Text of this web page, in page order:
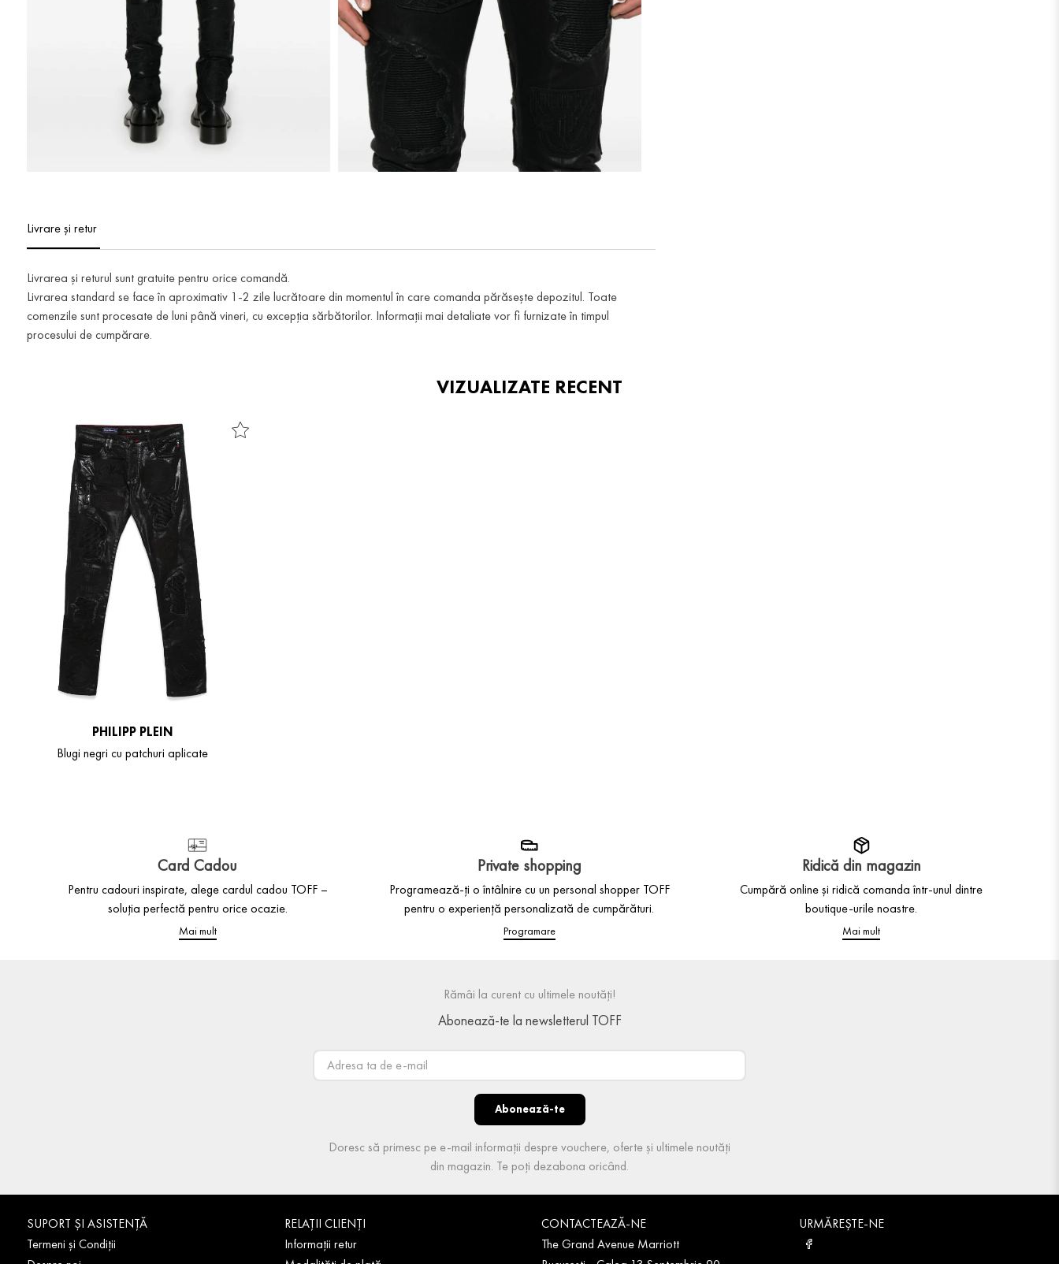
Livrare și retur
Livrarea și returul sunt gratuite pentru orice comandă.
Livrarea standard se face în aproximativ 1-2 zile lucrătoare din momentul în care comanda părăsește depozitul. Toate
comenzile sunt procesate de luni până vineri, cu excepția sărbătorilor. Informații mai detaliate vor fi furnizate în timpul
procesului de cumpărare.
VIZUALIZATE RECENT
PHILIPP PLEIN
Blugi negri cu patchuri aplicate
Card Cadou
Pentru cadouri inspirate, alege cardul cadou TOFF –
soluția perfectă pentru orice ocazie.
Mai mult
Private shopping
Programează-ți o întâlnire cu un personal shopper TOFF
pentru o experiență personalizată de cumpărături.
Programare
Ridică din magazin
Cumpără online și ridică comanda într-unul dintre
boutique-urile noastre.
Mai mult
Rămâi la curent cu ultimele noutăți!
Abonează-te la newsletterul TOFF
Abonează-te
Doresc să primesc pe e-mail informații despre vouchere, oferte și ultimele noutăți
din magazin. Te poți dezabona oricând.
SUPORT ȘI ASISTENȚĂ
Termeni și Condiții
RELAȚII CLIENȚI
Informații retur
CONTACTEAZĂ-NE
The Grand Avenue Marriott
URMĂREȘTE-NE